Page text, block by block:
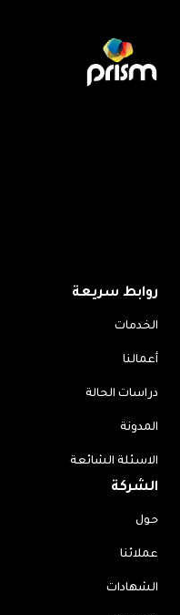
روابط سريعة
الخدمات
أعمالنا
دراسات الحالة
المدونة
الاسئلة الشائعة
الشركة
حول
عملائنا
الشهادات